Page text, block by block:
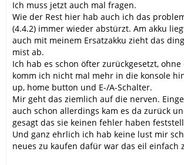
Ich muss jetzt auch mal fragen.
Wie der Rest hier hab auch ich das
(4.4.2) immer wieder abstürzt. Am akku
auch mit meinem Ersatzakku zieht das
mist ab.
Ich hab es schon öfter zurückgesetzt,
komm ich nicht mal mehr in die konsole
up, home button und E-/A-Schalter.
Mir geht das ziemlich auf die nerven.
auch schon allerdings kam es da zurück
gesagt das sie keinen fehler haben
Und ganz ehrlich ich hab keine lust mir
neues zu kaufen dafür war das eil einfach